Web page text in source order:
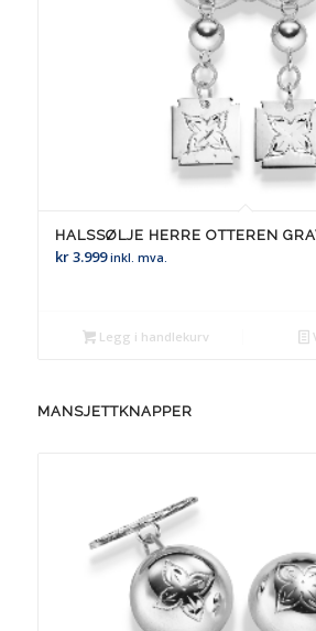
HALSSØLJE HERRE OTTEREN
kr3.999 inkl. mva.
Legg i handlekurv
MANSJETTKNAPPER